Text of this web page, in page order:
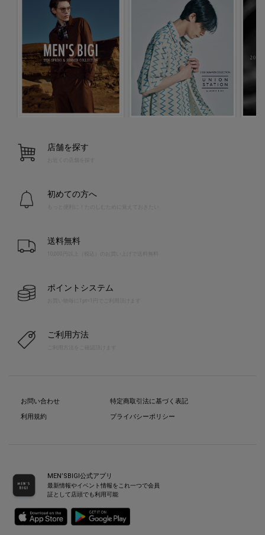
店舗を探す
お近くの店舗を探す
初めての方へ
送料無料
10,000円以上（税込）のお買い上げで送料無料
ポイントシステム
お買い物毎に1pt=1円でご利用頂けます
ご利用方法
お問い合わせ
利用規約
特定商取引法に基づく表記
プライバシーポリシー
MEN’SBIGI公式アプリ
最新情報やイベント情報をこれ一つで会員
証として店頭でも利用可能